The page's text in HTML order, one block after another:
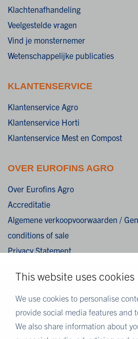
This website uses cookies
We use cookies to personalise
provide social media features and
We also share information about
Klachtenafhandeling
Veelgestelde vragen
Vind je monsternemer
Wetenschappelijke publicaties
KLANTENSERVICE
Klantenservice Agro
Klantenservice Horti
Klantenservice Mest en Compost
OVER EUROFINS AGRO
Over Eurofins Agro
Accreditatie
Algemene verkoopvoorwaarden /
conditions of sale
Privacy Statement
Disclaimer
MEER EUROFINS
Eurofins Nederland